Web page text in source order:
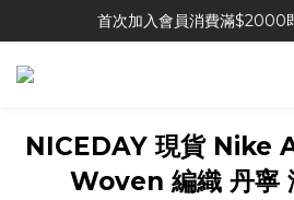
首次加入會員消費滿$2000
NICEDAY 現貨 Nike
Woven 編織 丹寧